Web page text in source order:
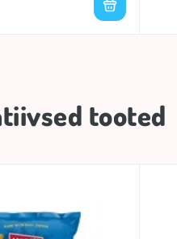
tooted